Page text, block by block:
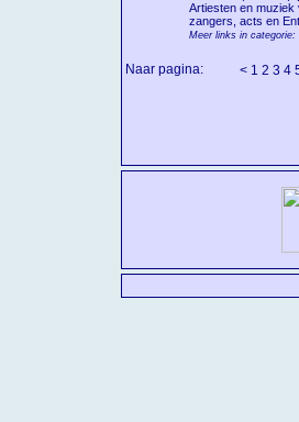
Artiesten en muziek
zangers, acts en
Meer links in
Naar pagina: < 1 2 3 4